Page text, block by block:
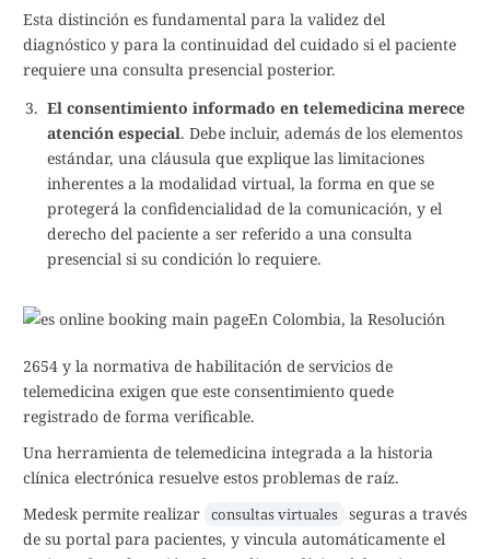
Esta distinción es fundamental para la validez del
diagnóstico y para la continuidad del cuidado si el paciente
requiere una consulta presencial posterior.
El consentimiento informado en telemedicina merece
atención especial. Debe incluir, además de los elementos
estándar, una cláusula que explique las limitaciones
inherentes a la modalidad virtual, la forma en que se
protegerá la confidencialidad de la comunicación, y el
derecho del paciente a ser referido a una consulta
presencial si su condición lo requiere.
En Colombia, la Resolución
2654 y la normativa de habilitación de servicios de
telemedicina exigen que este consentimiento quede
registrado de forma verificable.
Una herramienta de telemedicina integrada a la historia
clínica electrónica resuelve estos problemas de raíz.
Medesk permite realizar consultas virtuales seguras a través
de su portal para pacientes, y vincula automáticamente el